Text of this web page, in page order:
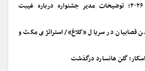
فستیوال فیلم ونیز ۲۰۲۶؛ توضیحات مدیر جشنواره درباره غیبت
قصابیان در سریال «کلاغ»/ استراتژی مکث و
گلن هانسارد درگذشت